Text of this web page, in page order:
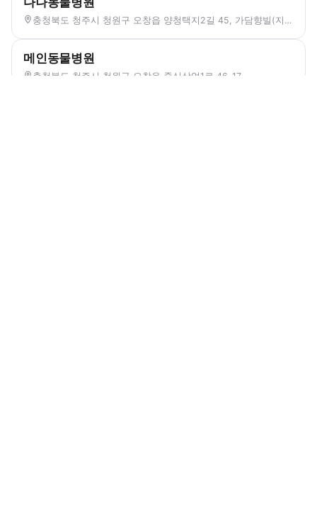
충청북도 청주시 청원구 오창읍 양청택지2길 45, 가담향빌(지하) 102호
메인동물병원
충청북도 청주시 청원구 오창읍 중심상업1로 46-17